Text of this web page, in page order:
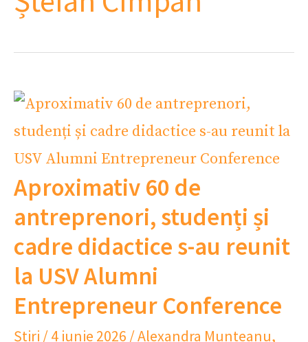
Aproximativ 60 de
antreprenori, studenți și
cadre didactice s-au reunit
la USV Alumni
Entrepreneur Conference
Știri /4 iunie 2026 /Alexandra Munteanu,